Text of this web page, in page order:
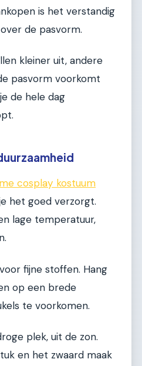
is het verstandig
de pasvorm.
kleiner uit, andere
pasvorm voorkomt
de hele dag
cosplay kostuum
het goed verzorgt.
lage temperatuur,
fijne stoffen. Hang
op een brede
te voorkomen.
plek, uit de zon.
en het zwaard maak